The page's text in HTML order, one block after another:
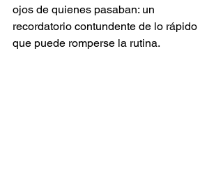
ojos de quienes pasaban: un
recordatorio contundente de lo rápido
que puede romperse la rutina.